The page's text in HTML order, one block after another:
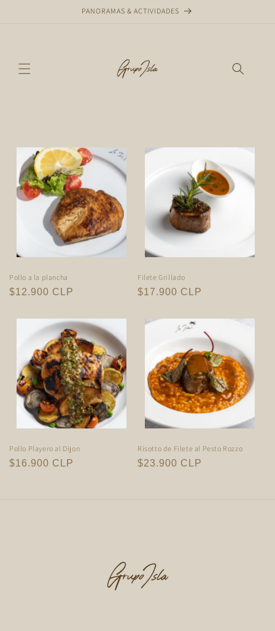
PANORAMAS & ACTIVIDADES
Pollo a la plancha
Precio
$12.900 CLP
Filete Grillado
Precio
$17.900 CLP
Pollo Playero al Dijon
Precio
$16.900 CLP
Risotto de Filete al Pesto Rozzo
Precio
$23.900 CLP